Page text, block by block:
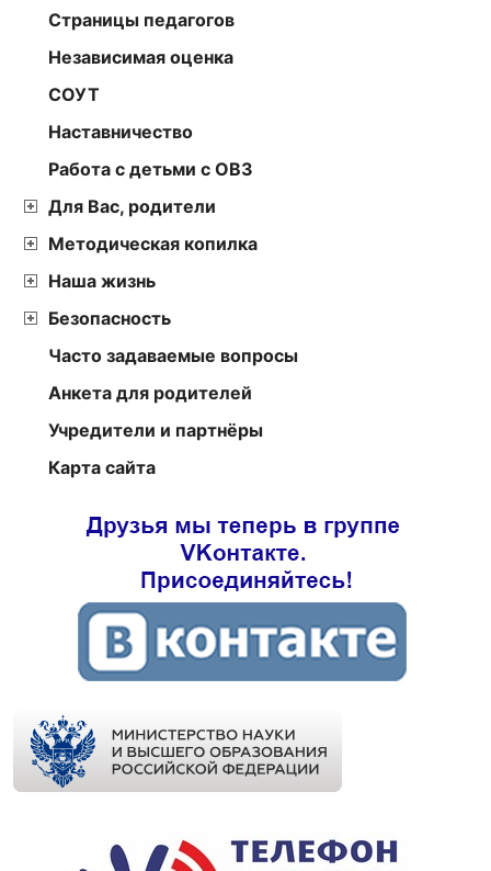
Страницы педагогов
Независимая оценка
СОУТ
Наставничество
Работа с детьми с ОВЗ
Для Вас, родители
Методическая копилка
Наша жизнь
Безопасность
Часто задаваемые вопросы
Анкета для родителей
Учредители и партнёры
Карта сайта